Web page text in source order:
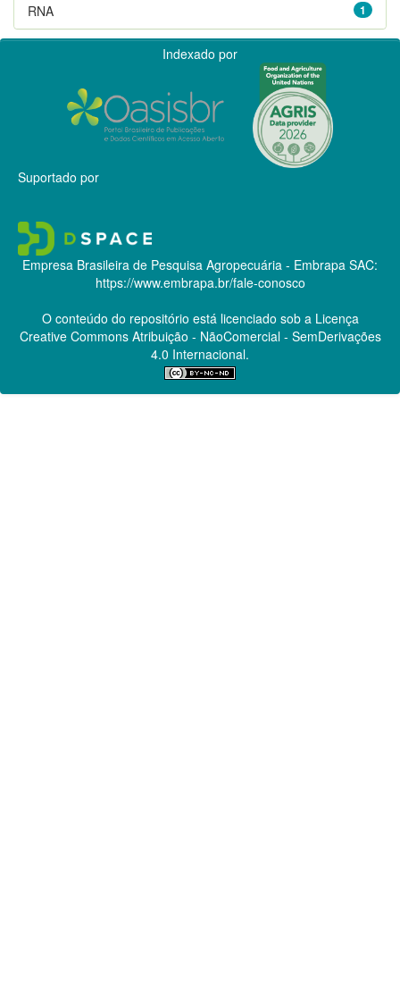
1
RNA
Indexado por
Suportado por
Empresa Brasileira de Pesquisa Agropecuária - Embrapa SAC:
https://www.embrapa.br/fale-conosco
O conteúdo do repositório está licenciado sob a Licença
Creative CommonsAtribuição - NãoComercial - SemDerivações
4.0 Internacional.